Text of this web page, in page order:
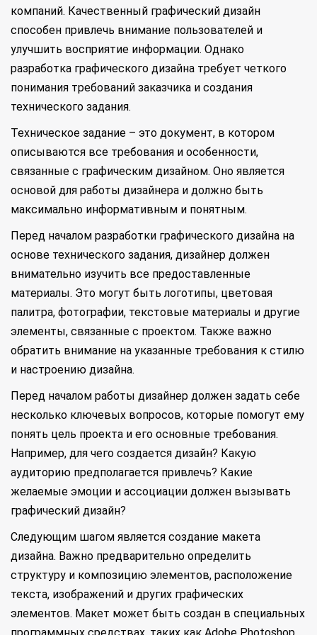
компаний. Качественный графический дизайн
способен привлечь внимание пользователей и
улучшить восприятие информации. Однако
разработка графического дизайна требует четкого
понимания требований заказчика и создания
технического задания.
Техническое задание – это документ, в котором
описываются все требования и особенности,
связанные с графическим дизайном. Оно является
основой для работы дизайнера и должно быть
максимально информативным и понятным.
Перед началом разработки графического дизайна на
основе технического задания, дизайнер должен
внимательно изучить все предоставленные
материалы. Это могут быть логотипы, цветовая
палитра, фотографии, текстовые материалы и другие
элементы, связанные с проектом. Также важно
обратить внимание на указанные требования к стилю
и настроению дизайна.
Перед началом работы дизайнер должен задать себе
несколько ключевых вопросов, которые помогут ему
понять цель проекта и его основные требования.
Например, для чего создается дизайн? Какую
аудиторию предполагается привлечь? Какие
желаемые эмоции и ассоциации должен вызывать
графический дизайн?
Следующим шагом является создание макета
дизайна. Важно предварительно определить
структуру и композицию элементов, расположение
текста, изображений и других графических
элементов. Макет может быть создан в специальных